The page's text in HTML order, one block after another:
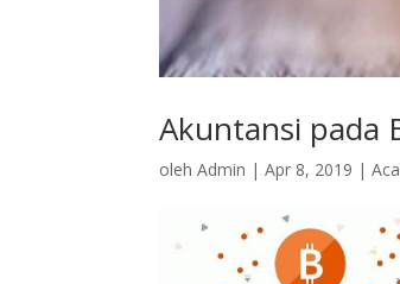
Akuntansi pada
olehAdmin |Apr 8, 2019 |